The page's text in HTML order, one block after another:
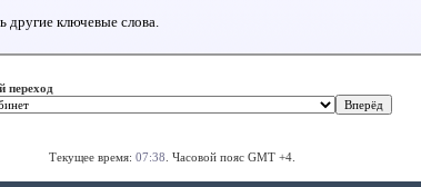
другие ключевые слова.
переход
Текущее время: 07:38 . Часовой пояс GMT +4.